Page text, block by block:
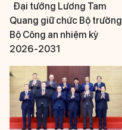
Đại tướng Lương Tam
Quang giữ chức Bộ trưởng
Bộ Công an nhiệm kỳ
2026-2031